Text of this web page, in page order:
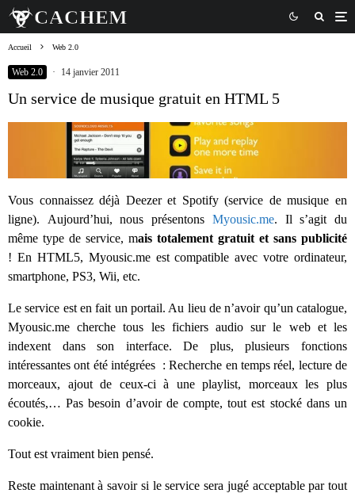
Accueil Web 2.0
Web 2.0 · 14 janvier 2011
Un service de musique gratuit en HTML 5
Vous connaissez déjà Deezer et Spotify (service de musique en
ligne). Aujourd’hui, nous présentons Myousic.me. Il s’agit du
même type de service, mais totalement gratuit et sans publicité
! En HTML5, Myousic.me est compatible avec votre ordinateur,
smartphone, PS3, Wii, etc.
Le service est en fait un portail. Au lieu de n’avoir qu’un catalogue,
Myousic.me cherche tous les fichiers audio sur le web et les
indexent dans son interface. De plus, plusieurs fonctions
intéressantes ont été intégrées : Recherche en temps réel, lecture de
morceaux, ajout de ceux-ci à une playlist, morceaux les plus
écoutés,… Pas besoin d’avoir de compte, tout est stocké dans un
cookie.
Tout est vraiment bien pensé.
Reste maintenant à savoir si le service sera jugé acceptable par tout